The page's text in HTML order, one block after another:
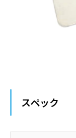
スペック